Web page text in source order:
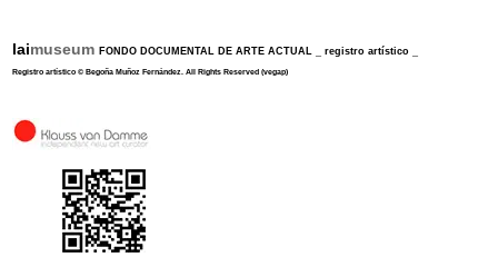
laimuseum FONDO DOCUMENTAL DE ARTE ACTUAL registro artístico
Registro artístico © Begoña Muñoz Fernández All Rights Reserved (vegap)